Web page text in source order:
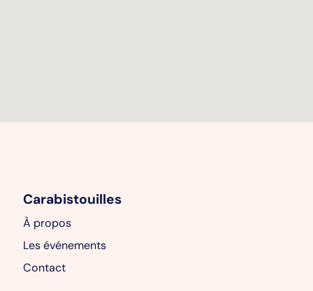
Carabistouilles
À propos
Les événements
Contact